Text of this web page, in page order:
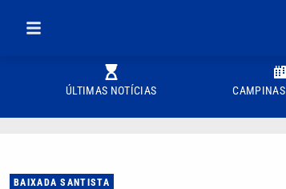
ÚLTIMAS NOTÍCIAS CAMPINAS
BAIXADA SANTISTA